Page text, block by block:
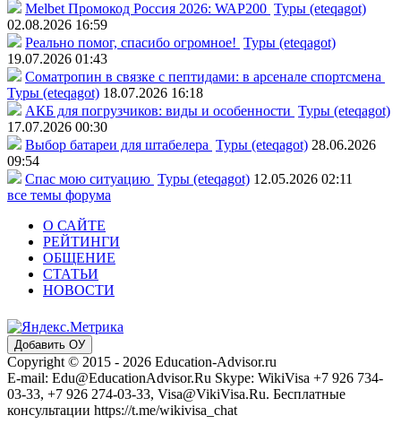
Melbet Промокод Россия 2026: WAP200 Туры (eteqagot)
02.08.2026 16:59
Реально помог, спасибо огромное! Туры (eteqagot)
19.07.2026 01:43
Соматропин в связке с пептидами: в арсенале спортсмена
Туры (eteqagot) 18.07.2026 16:18
АКБ для погрузчиков: виды и особенности Туры (eteqagot)
17.07.2026 00:30
Выбор батареи для штабелера Туры (eteqagot) 28.06.2026
09:54
Спас мою ситуацию Туры (eteqagot) 12.05.2026 02:11
все темы форума
О САЙТЕ
РЕЙТИНГИ
ОБЩЕНИЕ
СТАТЬИ
НОВОСТИ
Добавить ОУ
Copyright © 2015 - 2026 Education-Advisor.ru
E-mail: Edu@EducationAdvisor.Ru Skype: WikiVisa +7 926 734-
03-33, +7 926 274-03-33, Visa@VikiVisa.Ru. Бесплатные
консультации https://t.me/wikivisa_chat